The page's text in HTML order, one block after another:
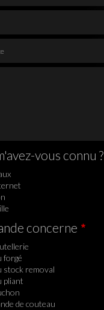
vous connu ?
concerne
forgé
stock removal
pliant
de couteau